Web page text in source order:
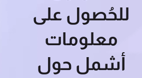
للحُصول على
معلومات
أشمل حول